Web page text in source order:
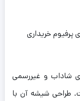
شاداب و غیررسمی
طراحی شیشه آن با